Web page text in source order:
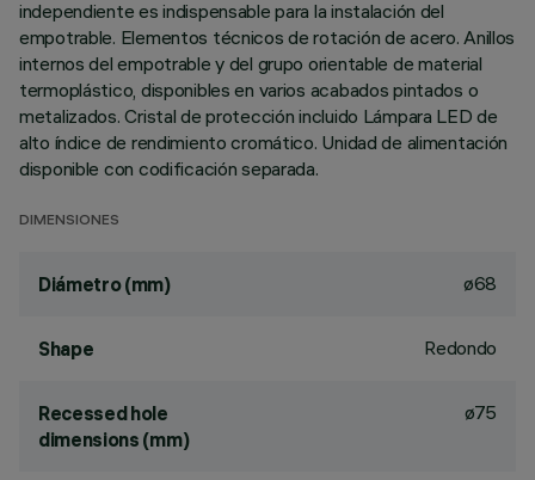
independiente es indispensable para la instalación del
empotrable. Elementos técnicos de rotación de acero. Anillos
internos del empotrable y del grupo orientable de material
termoplástico, disponibles en varios acabados pintados o
metalizados. Cristal de protección incluido Lámpara LED de
alto índice de rendimiento cromático. Unidad de alimentación
disponible con codificación separada.
DIMENSIONES
Diámetro (mm) ø68
Shape Redondo
Recessed hole
dimensions (mm)
ø75